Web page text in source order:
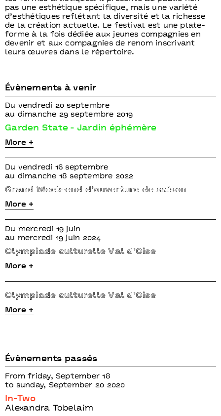
pas une esthétique spécifique, mais une variété
d’esthétiques reflétant la diversité et la richesse
de la création actuelle. Le festival est une plate-
forme à la fois dédiée aux jeunes compagnies en
devenir et aux compagnies de renom inscrivant
leurs œuvres dans le répertoire.
Évènements à venir
Du vendredi 20 septembre
au dimanche 29 septembre 2019
Garden State - Jardin éphémère
More +
Du vendredi 16 septembre
au dimanche 18 septembre 2022
Grand Week-end d’ouverture de saison
More +
Du mercredi 19 juin
au mercredi 19 juin 2024
Olympiade culturelle Val d’Oise
More +
Olympiade culturelle Val d’Oise
More +
Évènements passés
From friday, September 18
to sunday, September 20 2020
In-Two
Alexandra Tobelaim